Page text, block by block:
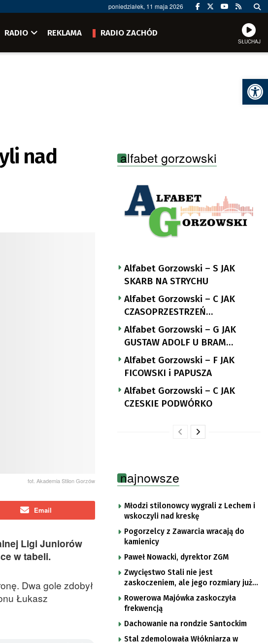
poniedziałek, 11 maja 2026
RADIO REKLAMA RADIO ZACHÓD
SŁUCHAJ
nad
fot. Akademia Stilon Gorzów
Email
Ligi Juniorów
w tabeli.
Dwa gole zdobył
Łukasz
alfabet gorzowski
Alfabet Gorzowski – S JAK
SKARB NA STRYCHU
Alfabet Gorzowski – C JAK
CZASOPRZESTRZEŃ
NUTTGENSA
Alfabet Gorzowski – G JAK
GUSTAW ADOLF U BRAM
LANDSBERGA
Alfabet Gorzowski – F JAK
FICOWSKI i PAPUSZA
Alfabet Gorzowski – C JAK
CZESKIE PODWÓRKO
najnowsze
Młodzi stilonowcy wygrali z Lechem i
wskoczyli nad kreskę
Pogorzelcy z Zawarcia wracają do
kamienicy
Paweł Nowacki, dyrektor ZGM
Zwycięstwo Stali nie jest
zaskoczeniem, ale jego rozmiary już
tak
Rowerowa Majówka zaskoczyła
frekwencją
Dachowanie na rondzie Santockim
Stal zdemolowała Włókniarza w